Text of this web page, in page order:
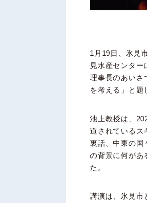
1月19日、氷見
見水産センター
理事長のあいさ
を考える」と題
池上教授は、
道されているス
裏話、中東の国
の背景に何があ
た。
講演は、氷見市